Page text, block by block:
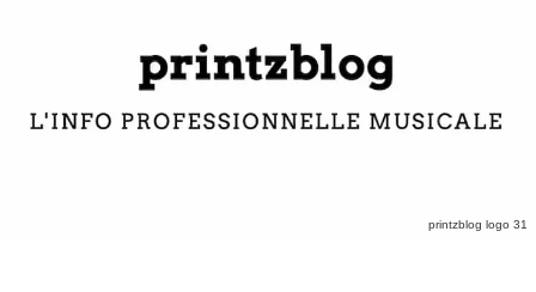
printzblog logo 31